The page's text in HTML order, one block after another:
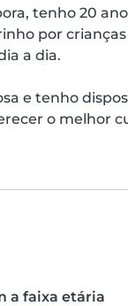
tenho 20
por
a dia.
e tenho
o melhor
a faixa etária